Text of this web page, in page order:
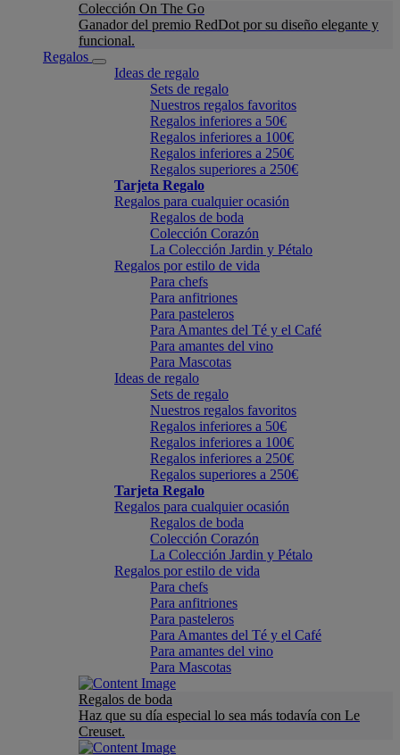
Colección On The Go
Ganador del premio RedDot por su diseño elegante y
funcional.
Regalos
Ideas de regalo
Sets de regalo
Nuestros regalos favoritos
Regalos inferiores a 50€
Regalos inferiores a 100€
Regalos inferiores a 250€
Regalos superiores a 250€
Tarjeta Regalo
Regalos para cualquier ocasión
Regalos de boda
Colección Corazón
La Colección Jardin y Pétalo
Regalos por estilo de vida
Para chefs
Para anfitriones
Para pasteleros
Para Amantes del Té y el Café
Para amantes del vino
Para Mascotas
Ideas de regalo
Sets de regalo
Nuestros regalos favoritos
Regalos inferiores a 50€
Regalos inferiores a 100€
Regalos inferiores a 250€
Regalos superiores a 250€
Tarjeta Regalo
Regalos para cualquier ocasión
Regalos de boda
Colección Corazón
La Colección Jardin y Pétalo
Regalos por estilo de vida
Para chefs
Para anfitriones
Para pasteleros
Para Amantes del Té y el Café
Para amantes del vino
Para Mascotas
Regalos de boda
Haz que su día especial lo sea más todavía con Le
Creuset.